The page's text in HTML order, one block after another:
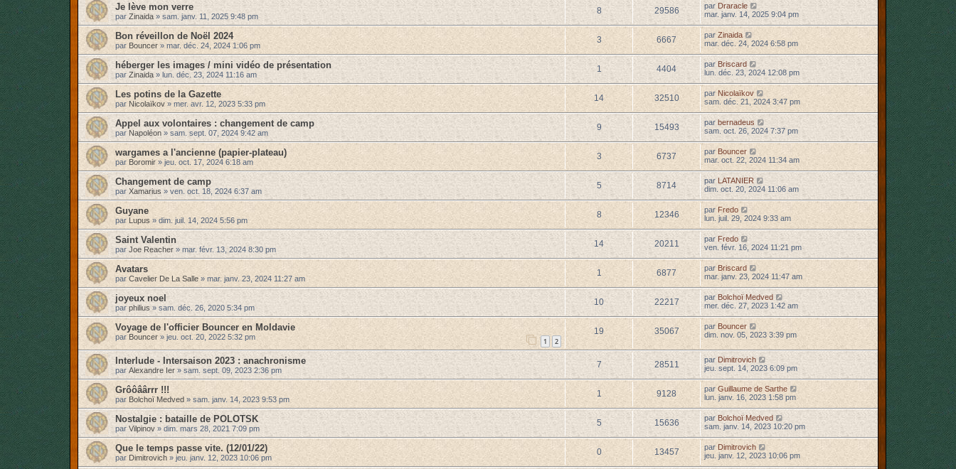
Je lève mon verre
par Zinaida » sam. janv. 11, 2025 9:48 pm
8 29586 par Draracle
mar. janv. 14, 2025 9:04 pm
Bon réveillon de Noël 2024
par Bouncer » mar. déc. 24, 2024 1:06 pm
3 6667 par Zinaida
mar. déc. 24, 2024 6:58 pm
héberger les images / mini vidéo de présentation
par Zinaida » lun. déc. 23, 2024 11:16 am
1 4404 par Briscard
lun. déc. 23, 2024 12:08 pm
Les potins de la Gazette
par Nicolaïkov » mer. avr. 12, 2023 5:33 pm
14 32510 par Nicolaïkov
sam. déc. 21, 2024 3:47 pm
Appel aux volontaires : changement de camp
par Napoléon » sam. sept. 07, 2024 9:42 am
9 15493 parbernadeus
sam. oct. 26, 2024 7:37 pm
wargames a l'ancienne (papier-plateau)
par Boromir» jeu. oct. 17, 2024 6:18 am
3 6737 par Bouncer
mar. oct. 22, 2024 11:34 am
Changement de camp
par Xamarius » ven. oct. 18, 2024 6:37 am
5 8714 par LATANIER
dim. oct. 20, 2024 11:06 am
Guyane
par Lupus » dim. juil. 14, 2024 5:56 pm
8 12346 par Fredo
lun. juil. 29, 2024 9:33 am
Saint Valentin
par Joe Reacher » mar. févr. 13, 2024 8:30 pm
14 20211 par Fredo
ven. févr. 16, 2024 11:21 pm
Avatars
par Cavelier De La Salle» mar. janv. 23, 2024 11:27 am
1 6877 par Briscard
mar. janv. 23, 2024 11:47 am
joyeux noel
par philius» sam. déc. 26, 2020 5:34 pm
10 22217 par Bolchoï Medved
mer. déc. 27, 2023 1:42 am
Voyage de l'officier Bouncer en Moldavie
par Bouncer » jeu. oct. 20, 2022 5:32 pm 1 2
19 35067 par Bouncer
dim. nov. 05, 2023 3:39 pm
Interlude - Intersaison 2023 : anachronisme
par Alexandre Ier » sam. sept. 09, 2023 2:36 pm
7 28511 par Dimitrovich
jeu. sept. 14, 2023 6:09 pm
Grôôâârrr !!!
par Bolchoï Medved » sam. janv. 14, 2023 9:53 pm
1 9128 par Guillaume de Sarthe
lun. janv. 16, 2023 1:58 pm
Nostalgie : bataille de POLOTSK
par Vilpinov » dim. mars 28, 2021 7:09 pm
5 15636 par Bolchoï Medved
sam. janv. 14, 2023 10:20 pm
Que le temps passe vite. (12/01/22)
par Dimitrovich »jeu. janv. 12, 2023 10:06 pm
0 13457 par Dimitrovich
jeu. janv. 12, 2023 10:06 pm